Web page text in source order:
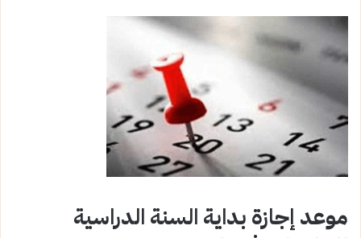
موعد إجازة بداية السنة الدراسية